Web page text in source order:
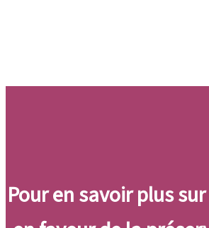
Pour en savoir plus